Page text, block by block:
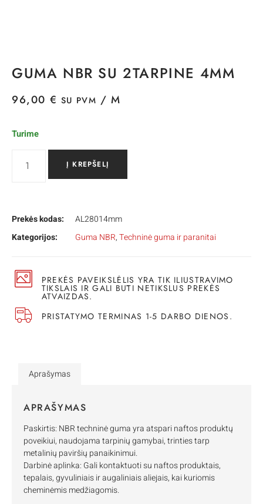
GUMA NBR SU 2TARPINE 4MM
96,00 € SU PVM / M
Turime
Į KREPŠELĮ
Prekės kodas:
AL28014mm
Kategorijos:
Guma NBR,Techninė guma ir paranitai
PREKĖS PAVEIKSLĖLIS YRA TIK ILIUSTRAVIMO
TIKSLAIS IR GALI BŪTI NETIKSLUS PREKĖS
ATVAIZDAS.
PRISTATYMO TERMINAS 1-5 DARBO DIENOS.
Aprašymas
APRAŠYMAS
Paskirtis: NBR techninė guma yra atspari naftos produktų
poveikiui, naudojama tarpinių gamybai, trinties tarp
metalinių paviršių panaikinimui.
Darbinė aplinka: Gali kontaktuoti su naftos produktais,
tepalais, gyvuliniais ir augaliniais aliejais, kai kuriomis
cheminėmis medžiagomis.